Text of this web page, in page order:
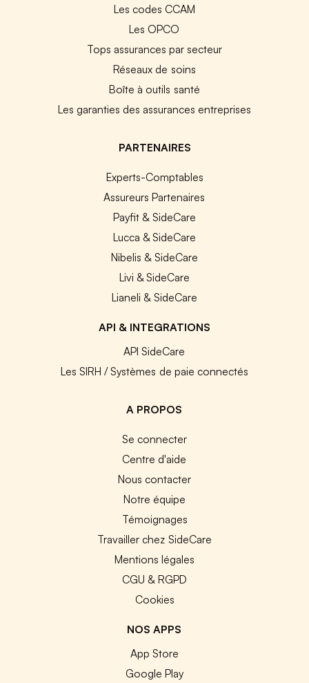
Les codes CCAM
Les OPCO
Tops assurances par secteur
Réseaux de soins
Boîte à outils santé
Les garanties des assurances entreprises
PARTENAIRES
Experts-Comptables
Assureurs Partenaires
Payfit & SideCare
Lucca & SideCare
Nibelis & SideCare
Livi & SideCare
Lianeli & SideCare
API & INTEGRATIONS
API SideCare
Les SIRH / Systèmes de paie connectés
A PROPOS
Se connecter
Centre d'aide
Nous contacter
Notre équipe
Témoignages
Travailler chez SideCare
Mentions légales
CGU & RGPD
Cookies
NOS APPS
App Store
Google Play